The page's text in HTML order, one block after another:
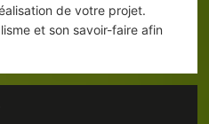
de votre projet.
et son savoir-faire afin